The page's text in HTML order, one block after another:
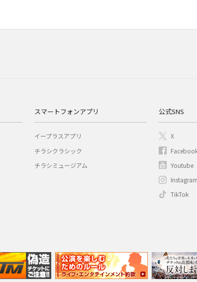
スマートフォンアプリ
イープラスアプリ
チラシクラシック
チラシミュージアム
公式SNS
X
Youtube
Instagram
TikTok